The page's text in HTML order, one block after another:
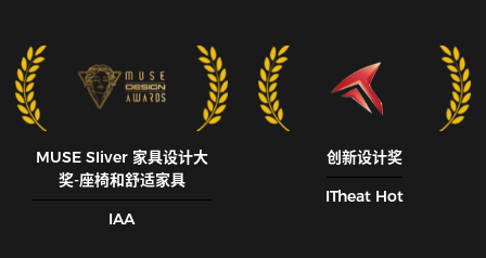
MUSE SIiver 家具设计大
奖-座椅和舒适家具
IAA
创新设计奖
ITheat Hot